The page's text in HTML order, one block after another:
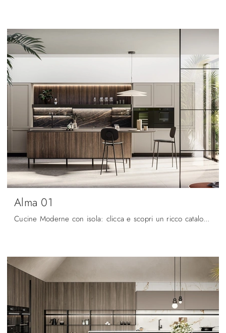
Alma 01
Cucine Moderne con isola: clicca e scopri un ricco catalogo di soluzioni dell'azienda Arredo3, tra cui il modello Alma 01.